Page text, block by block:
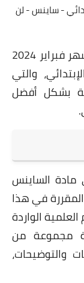
الإبتدائي - ساينس - لن
يسعدنا أن نقدم لكم مراجعة شاملة لشهر فبراير 2024
والتي
بشكل أفضل
شهر فبراير 2024 في مادة الساينس
في هذا
الواردة
مجموعة من
والتوضيحات،